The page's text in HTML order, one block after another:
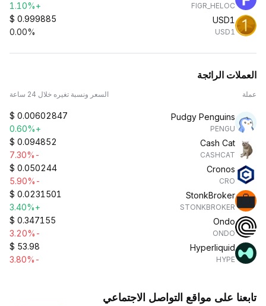
FIGR_HELOC
+1.10%
USD1
USD1
$ 0.999885
0.00%
العملات الرائجة
عملة السعر ونسبة تغيره خلال 24 ساعة
Pudgy Penguins
PENGU
$ 0.00602847
+0.60%
Cash Cat
CASHCAT
$ 0.094852
-7.30%
Cronos
CRO
$ 0.050244
-5.90%
StonkBroker
STONKBROKER
$ 0.0231501
+3.40%
Ondo
ONDO
$ 0.347155
-3.20%
Hyperliquid
HYPE
$ 53.98
-3.80%
تابعنا على مواقع التواصل الاجتماعي